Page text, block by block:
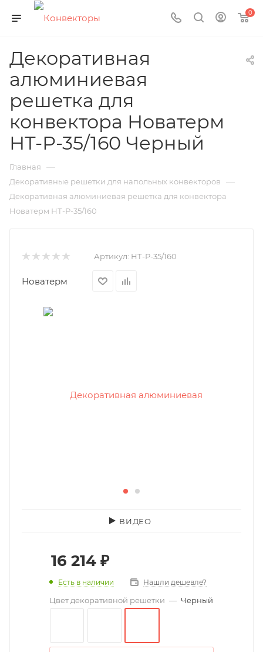
0
Декоративная
алюминиевая
решетка для
конвектора Новатерм
НТ-Р-35/160 Черный
Главная —
Декоративные решетки для напольных конвекторов —
Декоративная алюминиевая решетка для конвектора
Новатерм НТ-Р-35/160
Артикул: НТ-Р-35/160
Новатерм
ВИДЕО
16 214 ₽
Есть в наличии Нашли дешевле?
Цвет декоративной решетки — Черный